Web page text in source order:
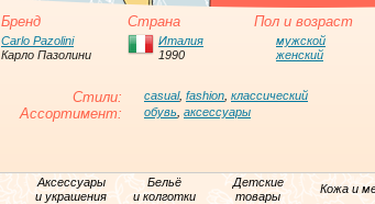
Бренд Страна Пол и возраст
Carlo Pazolini
Карло Пазолини
Италия
1990
мужской
женский
Стили: casual, fashion классический
Ассортимент: обувь аксессуары
Аксессуары
и украшения
Бельё
и колготки
Детские
товары
Кожа и